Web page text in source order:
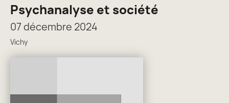
Psychanalyse et société
07 décembre 2024
Vichy